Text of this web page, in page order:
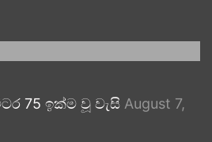
75 ඉක්ම වූ වැසි August 7,